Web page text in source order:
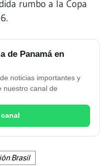
rumbo a la Copa
de Panamá en
noticias importantes y
nuestro canal de
Brasil